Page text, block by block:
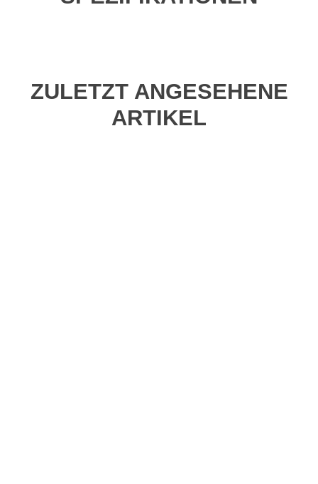
ZULETZT ANGESEHENE
ARTIKEL